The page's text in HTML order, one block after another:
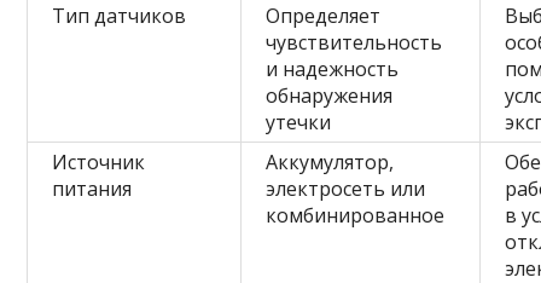
Тип датчиков
Определяет
чувствительность
и надежность
обнаружения
утечки
Источник
питания
Аккумулятор,
электросеть или
комбинированное
в